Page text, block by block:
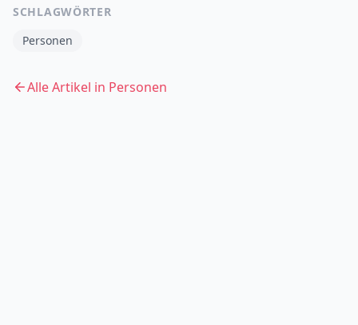
SCHLAGWÖRTER
Personen
Alle Artikel in Personen